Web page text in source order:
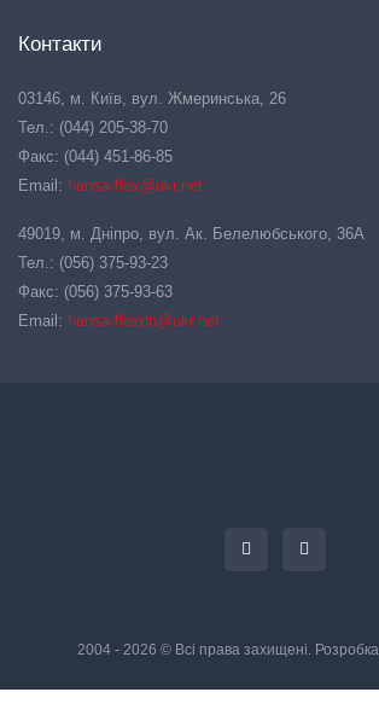
Контакти
03146, м. Київ, вул. Жмеринська, 26
Тел.: (044) 205-38-70
Факс: (044) 451-86-85
Email: hansa-flex@ukr.net
49019, м. Дніпро, вул. Ак. Белелюбського, 36А
Тел.: (056) 375-93-23
Факс: (056) 375-93-63
Email: hansa-flexdn@ukr.net
2004 - 2026 © Всі права захищені. Розробка